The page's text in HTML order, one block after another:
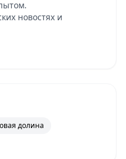
новостях и
долина